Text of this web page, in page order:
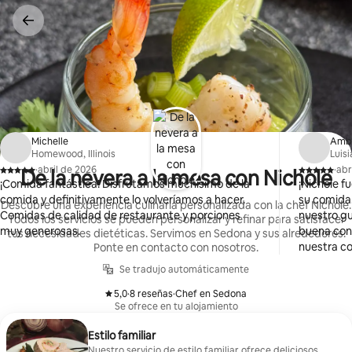
Omite
el
contenido
De la nevera a la mesa con Nichole
Descubre una experiencia culinaria personalizada con la chef Nichole.
Todos los servicios se pueden personalizar y refinar para satisfacer
tus necesidades dietéticas. Servimos en Sedona y sus alrededores.
Ponte en contacto con nosotros.
Se tradujo automáticamente
5,0
,
·8 reseñas
, ·Chef en Sedona
Se ofrece en tu alojamiento
Estilo familiar
Michelle
Homewood, Illinois
,
·abril de 2026
¡Comida fantástica! Disfrutamos muchísimo de la
comida y definitivamente lo volveríamos a hacer.
Comidas de calidad de restaurante y porciones
muy generosas.
,
·
¡Nichole
su
nuestro
buena
nuestra